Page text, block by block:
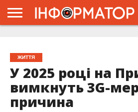
ЖИТТЯ
У 2025 році на
вимкнуть 3G-
причина